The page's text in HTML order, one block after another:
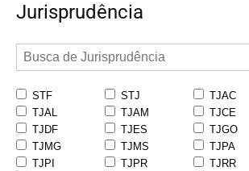
Jurisprudência
STF STJ
TJAC
TJAL
TJAM
TJCE
TJDF
TJES
TJGO
TJMG
TJMS
TJPA
TJPI
TJPR
TJRR